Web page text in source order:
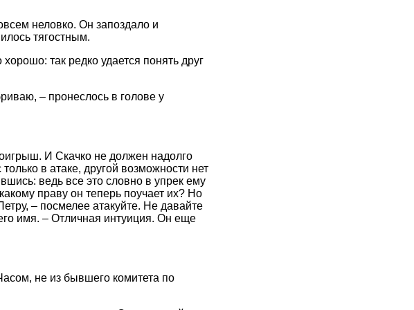
неловко. Он запоздало и
тягостным.
так редко удается понять друг
– пронеслось в голове у
И Скачко не должен надолго
в атаке, другой возможности нет
ведь все это словно в упрек ему
праву он теперь поучает их? Но
– посмелее атакуйте. Не давайте
имя. – Отличная интуиция. Он еще
не из бывшего комитета по